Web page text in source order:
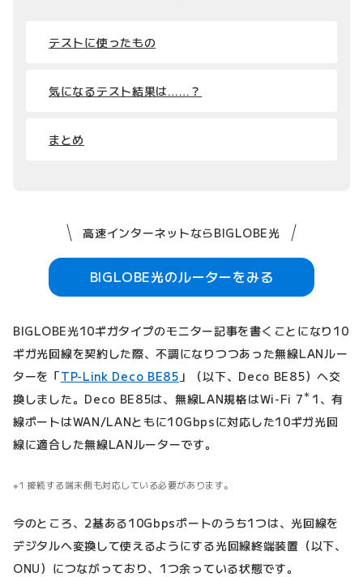
テストに使ったもの
気になるテスト結果は……？
まとめ
高速インターネットならBIGLOBE光
BIGLOBE光のルーターをみる
BIGLOBE光10ギガタイプのモニター記事を書くことになり10
ギガ光回線を契約した際、不調になりつつあった無線LANルー
ターを「TP-Link Deco BE85 」（以下、Deco BE85）へ交
換しました。Deco BE85は、無線LAN規格はWi-Fi 7＊ 1、有
線ポートはWAN/LANともに10Gbpsに対応した10ギガ光回
線に適合した無線LANルーターです。
1 接続する端末側も対応している必要があります。
今のところ、2基ある10Gbpsポートのうち1つは、光回線を
デジタルへ変換して使えるようにする光回線終端装置（以下、
ONU）につながっており、1つ余っている状態です。